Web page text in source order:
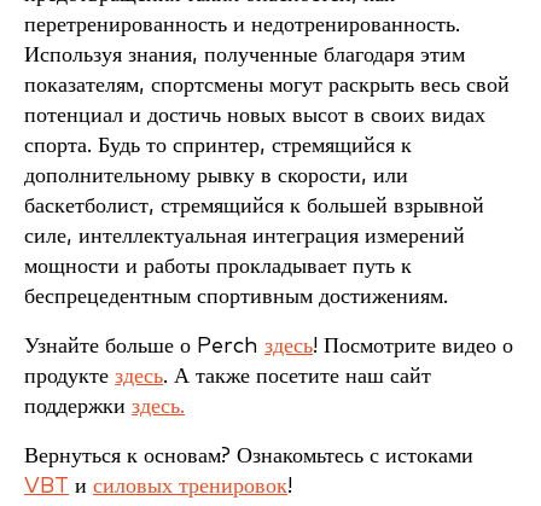
перетренированность и недотренированность.
Используя знания, полученные благодаря этим
показателям, спортсмены могут раскрыть весь свой
потенциал и достичь новых высот в своих видах
спорта. Будь то спринтер, стремящийся к
дополнительному рывку в скорости, или
баскетболист, стремящийся к большей взрывной
силе, интеллектуальная интеграция измерений
мощности и работы прокладывает путь к
беспрецедентным спортивным достижениям.
Узнайте больше о Perch здесь! Посмотрите видео о
продукте здесь. А также посетите наш сайт
поддержки здесь.
Вернуться к основам? Ознакомьтесь с истоками
VBT и силовых тренировок!